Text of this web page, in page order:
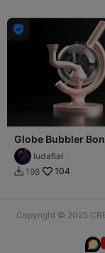

Globe Bubbler
in Place (PIP)
ludafial
 198 104
Copyright © 2025